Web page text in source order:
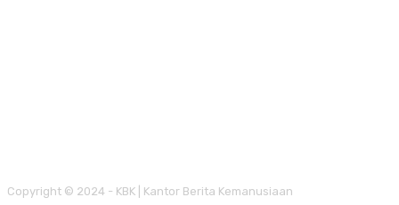
Copyright © 2024 - KBK | Kantor Berita Kemanusiaan